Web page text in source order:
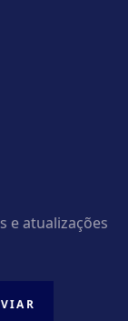
e atualizações